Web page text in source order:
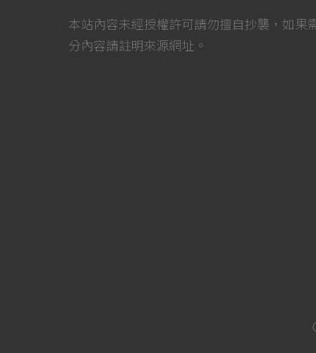
本站內容未經授權許可請勿擅自抄襲，如果
分內容請註明來源網址。